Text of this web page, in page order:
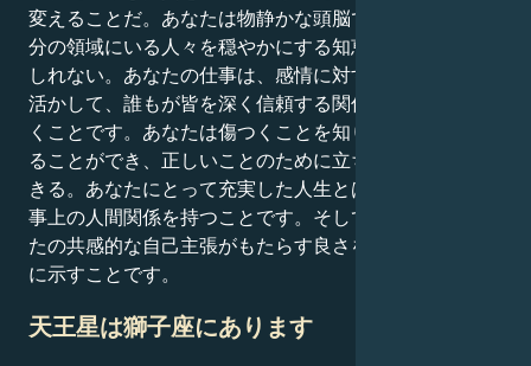
変えることだ。あなたは物静かな頭脳であり、周囲や自
分の領域にいる人々を穏やかにする知恵の声になるかも
しれない。あなたの仕事は、感情に対する広大な理解を
活かして、誰もが皆を深く信頼する関係やグループを築
くことです。あなたは傷つくことを知り、それに対応す
ることができ、正しいことのために立ち上がることがで
きる。あなたにとって充実した人生とは、パワフルな仕
事上の人間関係を持つことです。そして仕事では、あな
たの共感的な自己主張がもたらす良さを、みんなに静か
に示すことです。
天王星は獅子座にあります